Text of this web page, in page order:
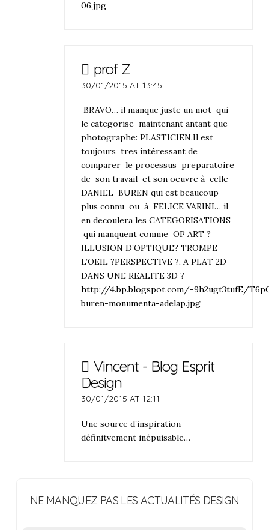
06.jpg
prof Z
30/01/2015 AT 13:45
BRAVO… il manque juste un mot qui
le categorise maintenant antant que
photographe: PLASTICIEN.Il est
toujours tres intéressant de
comparer le processus preparatoire
de son travail et son oeuvre à celle
DANIEL BUREN qui est beaucoup
plus connu ou à FELICE VARINI… il
en decoulera les CATEGORISATIONS
qui manquent comme OP ART ?
ILLUSION D’OPTIQUE? TROMPE
L’OEIL ?PERSPECTIVE ?, A PLAT 2D
DANS UNE REALITE 3D ?
http://4.bp.blogspot.com/-9h2ugt3tufE/
buren-monumenta-adelap.jpg
Vincent - Blog Esprit
Design
30/01/2015 AT 12:11
Une source d’inspiration
définitvement inépuisable…
NE MANQUEZ PAS LES ACTUALITÉS DESIGN